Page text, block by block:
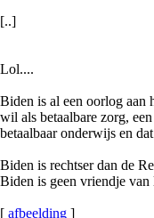
[..]
Lol....
Biden is al een oorlog aan
wil als betaalbare zorg,
betaalbaar onderwijs en
Biden is rechtser dan de
Biden is geen vriendje van
[ afbeelding ]